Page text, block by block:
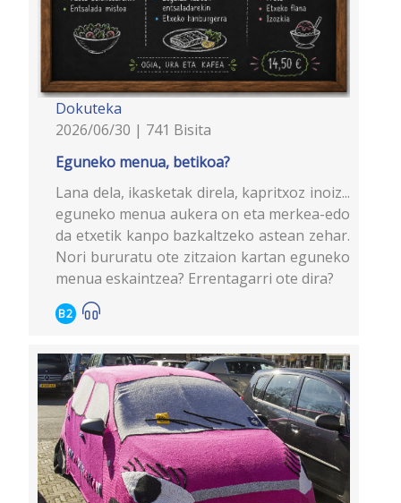
Dokuteka
2026/06/30 | 741 Bisita
Eguneko menua, betikoa?
Lana dela, ikasketak direla, kapritxoz inoiz...
eguneko menua aukera on eta merkea-edo
da etxetik kanpo bazkaltzeko astean zehar.
Nori bururatu ote zitzaion kartan eguneko
menua eskaintzea? Errentagarri ote dira?
B2